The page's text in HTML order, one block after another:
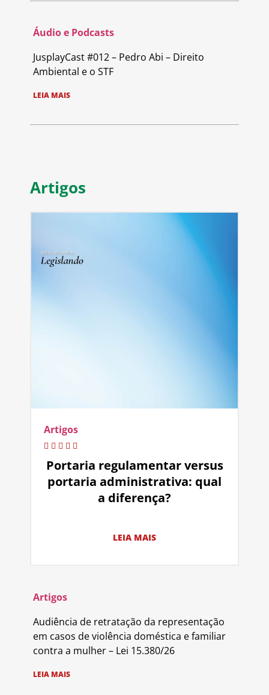
Áudio e Podcasts
JusplayCast #012 – Pedro Abi – Direito
Ambiental e o STF
LEIA MAIS
Artigos
Artigos
Portaria regulamentar versus
portaria administrativa: qual
a diferença?
LEIA MAIS
Artigos
Audiência de retratação da representação
em casos de violência doméstica e familiar
contra a mulher – Lei 15.380/26
LEIA MAIS